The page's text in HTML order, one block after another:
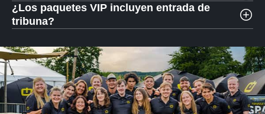
¿Los paquetes VIP incluyen entrada de
tribuna?